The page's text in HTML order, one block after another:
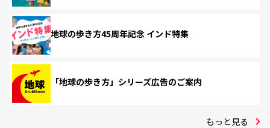
地球の歩き方45周年記念 インド特集
「地球の歩き方」シリーズ広告のご案内
もっと見る